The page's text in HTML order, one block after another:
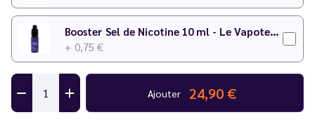
Booster Sel de Nicotine 10 ml - Le Vapoteur Discount
+ 0,75 €
Ajouter 24,90 €